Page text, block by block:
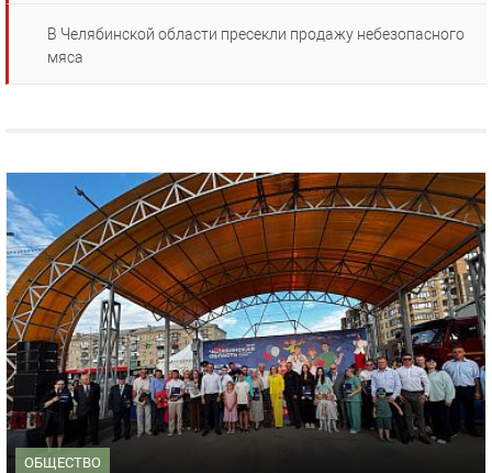
В Челябинской области пресекли продажу небезопасного
мяса
ОБЩЕСТВО